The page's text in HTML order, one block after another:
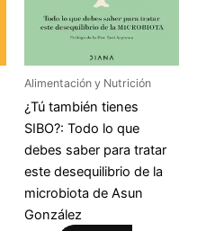
Alimentación y Nutrición
¿Tú también tienes
SIBO?: Todo lo que
debes saber para tratar
este desequilibrio de la
microbiota de Asun
González